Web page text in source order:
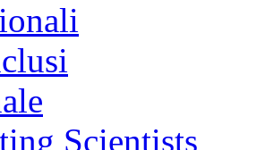
Scientists